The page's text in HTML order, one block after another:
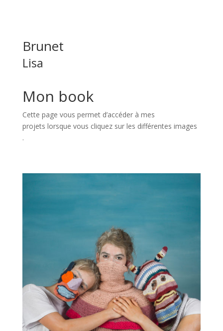
Brunet
Lisa
Mon book
Cette page vous permet d’accéder à mes
projets lorsque vous cliquez sur les différentes images
.